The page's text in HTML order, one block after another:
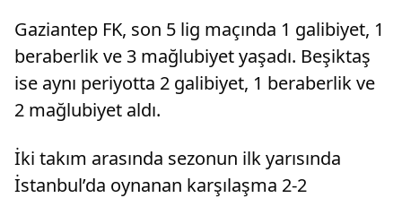
Gaziantep FK, son 5 lig maçında 1 galibiyet, 1
beraberlik ve 3 mağlubiyet yaşadı. Beşiktaş
ise aynı periyotta 2 galibiyet, 1 beraberlik ve
2 mağlubiyet aldı.
İki takım arasında sezonun ilk yarısında
İstanbul’da oynanan karşılaşma 2-2